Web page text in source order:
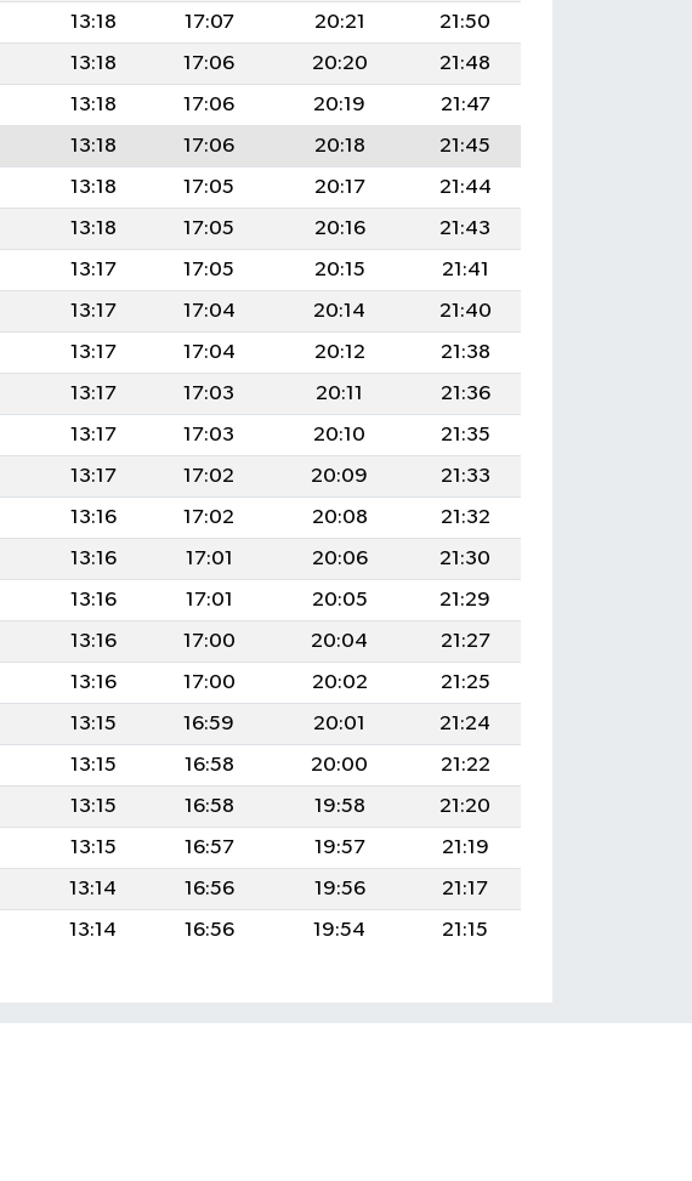
13:18 17:07 20:21
21:50
13:18 17:06 20:20
21:48
13:18 17:06 20:19
21:47
13:18 17:06 20:18
21:45
13:18 17:05 20:17
21:44
13:18 17:05 20:16
21:43
13:17 17:05 20:15
21:41
13:17 17:04 20:14
21:40
13:17 17:04 20:12
21:38
13:17 17:03 20:11
21:36
13:17 17:03 20:10
21:35
13:17 17:02 20:09
21:33
13:16 17:02 20:08
21:32
13:16 17:01 20:06
21:30
13:16 17:01 20:05
21:29
13:16 17:00 20:04
21:27
13:16 17:00 20:02
21:25
13:15 16:59 20:01
21:24
13:15 16:58 20:00
21:22
13:15 16:58 19:58
21:20
13:15 16:57 19:57
21:19
13:14 16:56 19:56
21:17
13:14 16:56 19:54 21:15